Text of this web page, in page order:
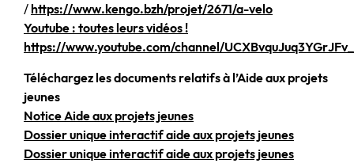
/ https://www.kengo.bzh/projet/2671/a-velo
Youtube : toutes leurs vidéos !
https://www.youtube.com/channel/
Téléchargez les documents relatifs à l’Aide aux projets
jeunes
Notice Aide aux projets jeunes
Dossier unique interactif aide aux projets jeunes
Dossier unique interactif aide aux projets jeunes